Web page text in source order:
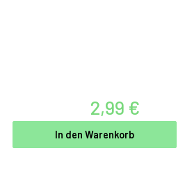
2,99 €
In den Warenkorb